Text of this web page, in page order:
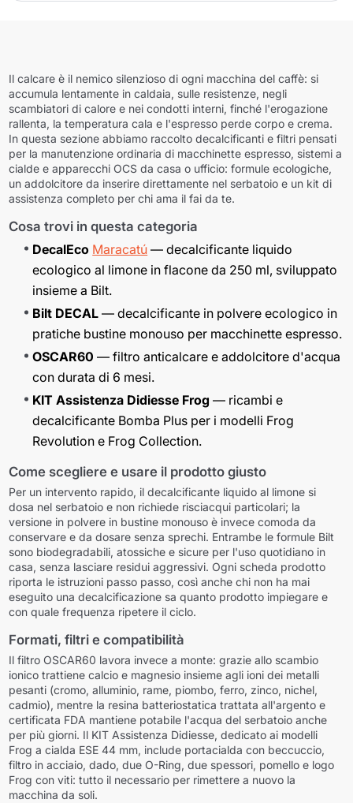
Il calcare è il nemico silenzioso di ogni macchina del caffè: si
accumula lentamente in caldaia, sulle resistenze, negli
scambiatori di calore e nei condotti interni, finché l'erogazione
rallenta, la temperatura cala e l'espresso perde corpo e crema.
In questa sezione abbiamo raccolto decalcificanti e filtri pensati
per la manutenzione ordinaria di macchinette espresso, sistemi a
cialde e apparecchi OCS da casa o ufficio: formule ecologiche,
un addolcitore da inserire direttamente nel serbatoio e un kit di
assistenza completo per chi ama il fai da te.
Cosa trovi in questa categoria
DecalEco Maracatú — decalcificante liquido
ecologico al limone in flacone da 250 ml, sviluppato
insieme a Bilt.
Bilt DECAL — decalcificante in polvere ecologico in
pratiche bustine monouso per macchinette espresso.
OSCAR60 — filtro anticalcare e addolcitore d'acqua
con durata di 6 mesi.
KIT Assistenza Didiesse Frog — ricambi e
decalcificante Bomba Plus per i modelli Frog
Revolution e Frog Collection.
Come scegliere e usare il prodotto giusto
Per un intervento rapido, il decalcificante liquido al limone si
dosa nel serbatoio e non richiede risciacqui particolari; la
versione in polvere in bustine monouso è invece comoda da
conservare e da dosare senza sprechi. Entrambe le formule Bilt
sono biodegradabili, atossiche e sicure per l'uso quotidiano in
casa, senza lasciare residui aggressivi. Ogni scheda prodotto
riporta le istruzioni passo passo, così anche chi non ha mai
eseguito una decalcificazione sa quanto prodotto impiegare e
con quale frequenza ripetere il ciclo.
Formati, filtri e compatibilità
Il filtro OSCAR60 lavora invece a monte: grazie allo scambio
ionico trattiene calcio e magnesio insieme agli ioni dei metalli
pesanti (cromo, alluminio, rame, piombo, ferro, zinco, nichel,
cadmio), mentre la resina batteriostatica trattata all'argento e
certificata FDA mantiene potabile l'acqua del serbatoio anche
per più giorni. Il KIT Assistenza Didiesse, dedicato ai modelli
Frog a cialda ESE 44 mm, include portacialda con beccuccio,
filtro in acciaio, dado, due O-Ring, due spessori, pomello e logo
Frog con viti: tutto il necessario per rimettere a nuovo la
macchina da soli.